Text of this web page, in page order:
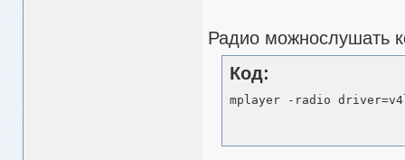
Радио можнослушать
Код:
mplayer -radio